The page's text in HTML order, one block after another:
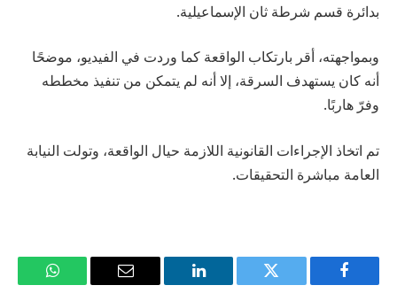
بدائرة قسم شرطة ثان الإسماعيلية.
وبمواجهته، أقر بارتكاب الواقعة كما وردت في الفيديو، موضحًا
أنه كان يستهدف السرقة، إلا أنه لم يتمكن من تنفيذ مخططه
وفرّ هاربًا.
تم اتخاذ الإجراءات القانونية اللازمة حيال الواقعة، وتولت النيابة
العامة مباشرة التحقيقات.
فيسبوك تويتر لينكدإن
البريد
واتساب